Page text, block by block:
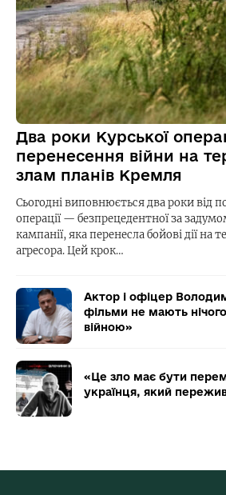
Два роки Курської
перенесення війни на
злам планів Кремля
Сьогодні виповнюється два роки від
операції — безпрецедентної за
кампанії, яка перенесла бойові дії на
агресора. Цей крок…
Актор і офіцер
фільми не мають нічого
війною»
«Це зло має бути
українця, який